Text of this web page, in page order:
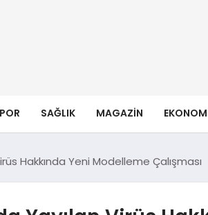
SAĞLIK MAGAZIN
Hakkında Yeni Modelleme Çalışması